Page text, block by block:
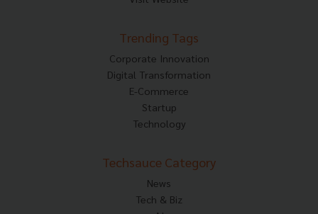
Trending Tags
Corporate Innovation
Digital Transformation
E-Commerce
Startup
Technology
Techsauce Category
News
Tech & Biz